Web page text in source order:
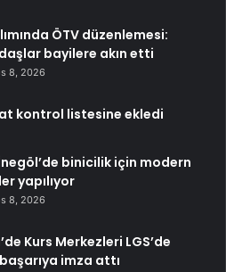
ÖTV düzenlemesi:
bayilere akın etti
8, 2026
kontrol listesine ekledi
binicilik için modern
yapılıyor
8, 2026
Kurs Merkezleri LGS’de
imza attı